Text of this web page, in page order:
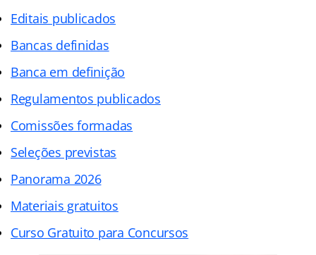
Editais publicados
Bancas definidas
Banca em definição
Regulamentos publicados
Comissões formadas
Seleções previstas
Panorama 2026
Materiais gratuitos
Curso Gratuito para Concursos